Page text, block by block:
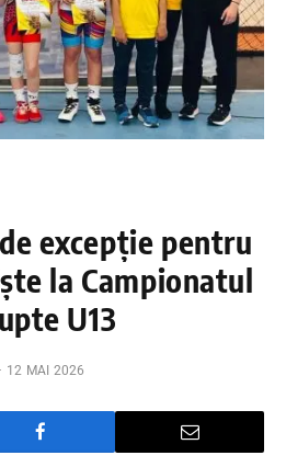
excepție pentru
la Campionatul
U13
12 MAI 2026